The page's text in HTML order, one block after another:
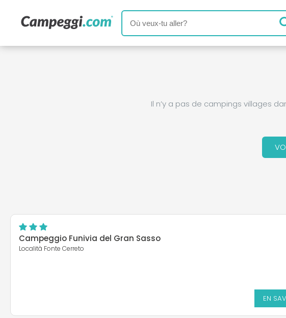
Il n’y a pas de campings villages
Campeggio Funivia del Gran Sasso
Località Fonte Cerreto
EN